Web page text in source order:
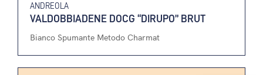
ANDREOLA
VALDOBBIADENE DOCG “DIRUPO” BRUT
Bianco Spumante Metodo Charmat